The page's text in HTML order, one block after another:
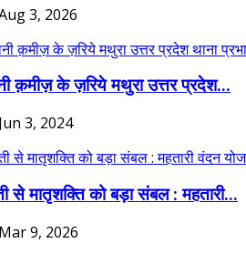
3, 2026
क़मीज़ के ज़रिये मथुरा उत्तर प्रदेश...
Jun 3, 2024
से मातृशक्ति को बड़ा संबल : महतारी...
Mar 9, 2026